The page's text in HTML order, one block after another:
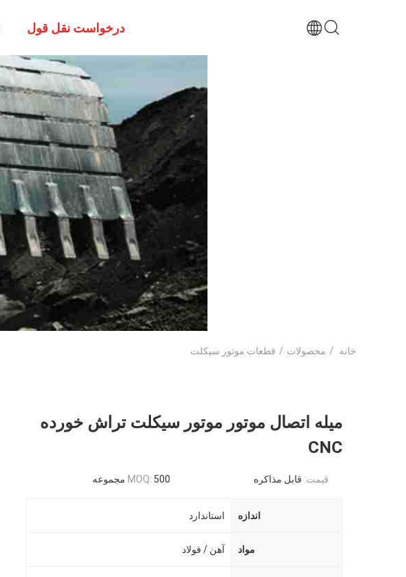
درخواست نقل قول
خانه / محصولات / قطعات موتور سیکلت
میله اتصال موتور موتور سیکلت تراش خورده
CNC
قیمت: قابل مذاکره MOQ: 500 مجموعه
اندازه استاندارد
مواد آهن / فولاد